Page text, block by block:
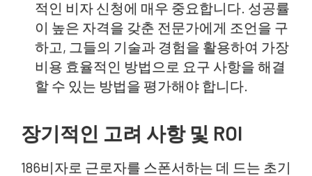
적인 비자 신청에 매우 중요합니다. 성공률
이 높은 자격을 갖춘 전문가에게 조언을 구
하고, 그들의 기술과 경험을 활용하여 가장
비용 효율적인 방법으로 요구 사항을 해결
할 수 있는 방법을 평가해야 합니다.
장기적인 고려 사항 및 ROI
186비자로 근로자를 스폰서하는 데 드는 초기